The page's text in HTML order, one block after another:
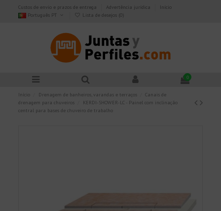
Custos de envio e prazos de entrega Advertência jurídica
Início
Português PT
Lista de desejos (0)
0
Início Drenagem de banheiros, varandas e terraços
Canais de
drenagem para chuveiros
KERDI-SHOWER-LC - Painel com inclinação
central para bases de chuveiro de trabalho